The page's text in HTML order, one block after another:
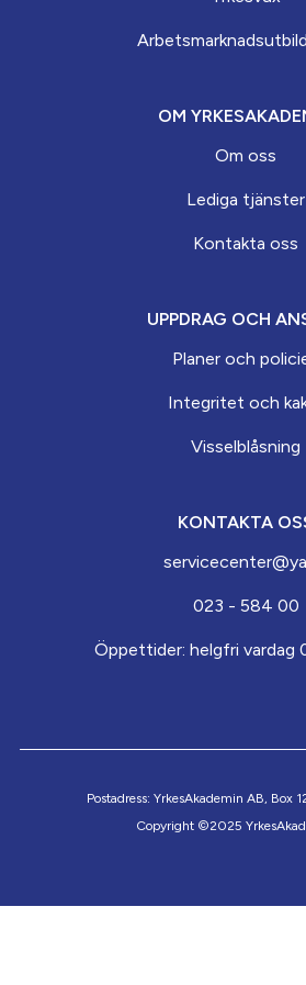
OM
Om oss
Lediga tjänster
Kontakta oss
UPPDRAG OCH
Planer och
Integritet och
Visselblåsning
KONTAKTA
023 - 584 00
Öppettider: helgfri vardag
Copyright ©2025
Postadress: YrkesAkademin AB, Box